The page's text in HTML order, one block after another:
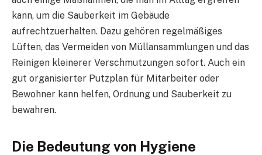
kann, um die Sauberkeit im Gebäude
aufrechtzuerhalten. Dazu gehören regelmäßiges
Lüften, das Vermeiden von Müllansammlungen und das
Reinigen kleinerer Verschmutzungen sofort. Auch ein
gut organisierter Putzplan für Mitarbeiter oder
Bewohner kann helfen, Ordnung und Sauberkeit zu
bewahren.
Die Bedeutung von Hygiene